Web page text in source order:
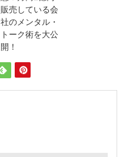
販売している会
社のメンタル・
トーク術を大公
開！